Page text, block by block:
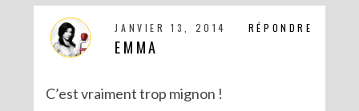
RÉPONDRE
JANVIER 13, 2014
EMMA
C’est vraiment trop mignon !